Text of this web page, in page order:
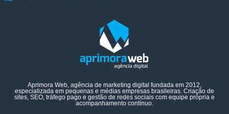
Aprimora Web, agência de marketing digital fundada em 2012,
especializada em pequenas e médias empresas brasileiras. Criação de
sites, SEO, tráfego pago e gestão de redes sociais com equipe própria e
acompanhamento contínuo.